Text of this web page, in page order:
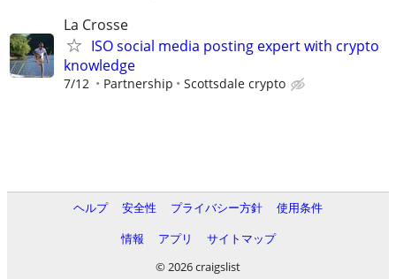
La Crosse
ISO social media posting expert with crypto
knowledge
7/12 Partnership Scottsdale crypto
ヘルプ 安全性 プライバシー方針
使用条件
情報
アプリ
サイトマップ
© 2026 craigslist